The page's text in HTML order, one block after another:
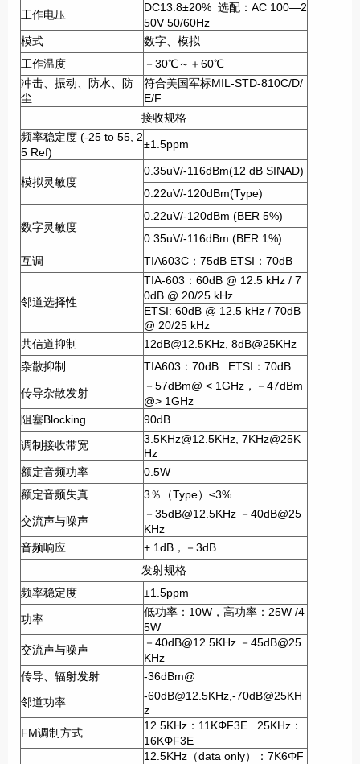
工作电压
DC13.8±20% 选配：AC 100—2
50V 50/60Hz
模式
数字、模拟
工作温度
－30℃～＋60℃
冲击、振动、防水、防
尘
符合美国军标MIL-STD-810C/D/
E/F
接收规格
频率稳定度 (-25 to 55, 2
5 Ref)
±1.5ppm
模拟灵敏度
0.35uV/-116dBm(12 dB SINAD)
0.22uV/-120dBm(Type)
数字灵敏度
0.22uV/-120dBm (BER 5%)
0.35uV/-116dBm (BER 1%)
互调
TIA603C：75dB ETSI：70dB
邻道选择性
TIA-603：60dB @ 12.5 kHz / 7
0dB @ 20/25 kHz
ETSI: 60dB @ 12.5 kHz / 70dB
@ 20/25 kHz
共信道抑制
12dB@12.5KHz, 8dB@25KHz
杂散抑制
TIA603：70dB ETSI：70dB
传导杂散发射
－57dBm@ < 1GHz，－47dBm
@> 1GHz
阻塞Blocking
90dB
调制接收带宽
3.5KHz@12.5KHz, 7KHz@25K
Hz
额定音频功率
0.5W
额定音频失真
3％（Type）≤3%
交流声与噪声
－35dB@12.5KHz －40dB@25
KHz
音频响应
+ 1dB，－3dB
发射规格
频率稳定度
±1.5ppm
功率
低功率：10W，高功率：25W /4
5W
交流声与噪声
－40dB@12.5KHz －45dB@25
KHz
传导、辐射发射
-36dBm@
邻道功率
-60dB@12.5KHz,-70dB@25KH
z
FM调制方式
12.5KHz：11KΦF3E 25KHz：
16KΦF3E
12.5KHz（data only）：7K6ΦF